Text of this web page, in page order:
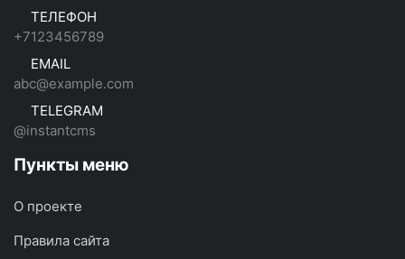
ТЕЛЕФОН
+7123456789
EMAIL
abc@example.com
TELEGRAM
@instantcms
Пункты меню
О проекте
Правила сайта